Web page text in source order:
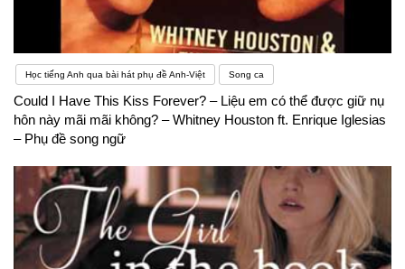
Học tiếng Anh qua bài hát phụ đề Anh-Việt Song ca
Could I Have This Kiss Forever? – Liệu em có thể được giữ nụ
hôn này mãi mãi không? – Whitney Houston ft. Enrique Iglesias
– Phụ đề song ngữ